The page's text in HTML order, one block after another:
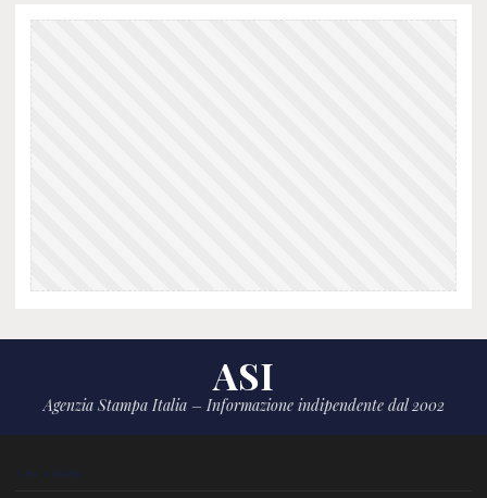
ASI
Agenzia Stampa Italia – Informazione indipendente dal 2002
CHI SIAMO